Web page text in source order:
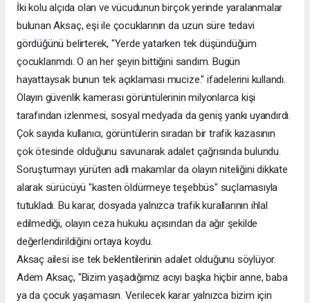
İki kolu alçıda olan ve vücudunun birçok yerinde yaralanmalar
bulunan Aksaç, eşi ile çocuklarının da uzun süre tedavi
gördüğünü belirterek, "Yerde yatarken tek düşündüğüm
çocuklarımdı. O an her şeyin bittiğini sandım. Bugün
hayattaysak bunun tek açıklaması mucize." ifadelerini kullandı.
Olayın güvenlik kamerası görüntülerinin milyonlarca kişi
tarafından izlenmesi, sosyal medyada da geniş yankı uyandırdı.
Çok sayıda kullanıcı, görüntülerin sıradan bir trafik kazasının
çok ötesinde olduğunu savunarak adalet çağrısında bulundu.
Soruşturmayı yürüten adli makamlar da olayın niteliğini dikkate
alarak sürücüyü "kasten öldürmeye teşebbüs" suçlamasıyla
tutukladı. Bu karar, dosyada yalnızca trafik kurallarının ihlal
edilmediği, olayın ceza hukuku açısından da ağır şekilde
değerlendirildiğini ortaya koydu.
Aksaç ailesi ise tek beklentilerinin adalet olduğunu söylüyor.
Adem Aksaç, "Bizim yaşadığımız acıyı başka hiçbir anne, baba
ya da çocuk yaşamasın. Verilecek karar yalnızca bizim için